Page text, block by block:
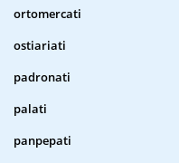
ortomercati
ostiariati
padronati
palati
panpepati